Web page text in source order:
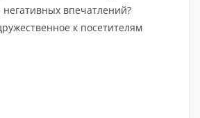
негативных впечатлений?
к посетителям